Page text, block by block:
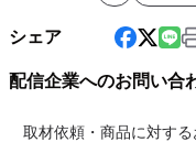
シェア
配信企業へのお問い合
取材依頼・商品に対す